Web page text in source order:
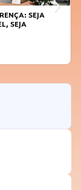
SEJA
SEJA